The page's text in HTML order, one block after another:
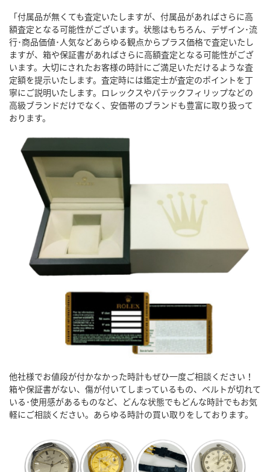
「付属品が無くても査定いたしますが、付属品があればさらに高
額査定となる可能性がございます。状態はもちろん、デザイン･流
行･商品価値･人気などあらゆる観点からプラス価格で査定いたし
ますが、箱や保証書があればさらに高額査定となる可能性がござ
います。大切にされたお客様の時計にご満足いただけるような査
定額を提示いたします。査定時には鑑定士が査定のポイントを丁
寧にご説明いたします。ロレックスやパテックフィリップなどの
高級ブランドだけでなく、安価帯のブランドも豊富に取り扱って
おります。
他社様でお値段が付かなかった時計もぜひ一度ご相談ください！
箱や保証書がない、傷が付いてしまっているもの、ベルトが切れて
いる･使用感があるものなど、どんな状態でもどんな時計でもお気
軽にご相談ください。あらゆる時計の買い取りをしております。